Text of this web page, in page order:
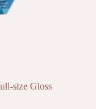
size Gloss